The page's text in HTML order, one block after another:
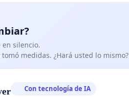
en silencio.
medidas. ¿Hará usted lo mismo?
Con tecnología de IA